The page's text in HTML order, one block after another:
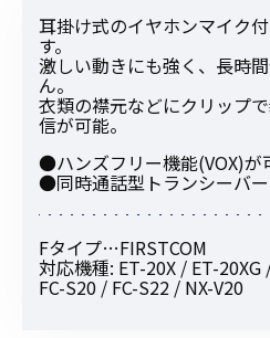
耳掛け式のイヤホンマイク
す。
激しい動きにも強く、長時
ん。
衣類の襟元などにクリップ
信が可能。
●ハンズフリー機能(VOX)が
●同時通話型トランシーバー
Fタイプ…FIRSTCOM
対応機種: ET-20X / ET-
FC-S20 / FC-S22 / NX-V20